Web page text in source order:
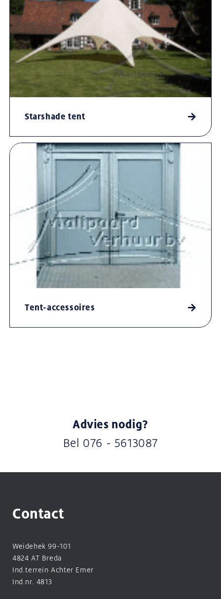
Starshade tent
Tent-accessoires
Advies nodig?
Bel 076 - 5613087
Contact
Weidehek 99-101
4824 AT Breda
Ind.terrein Achter Emer
Ind.nr. 4813